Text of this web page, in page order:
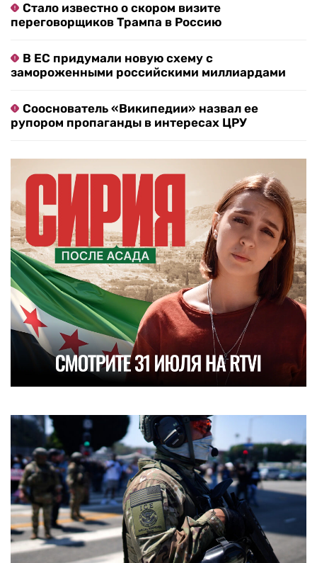
Стало известно о скором визите
переговорщиков Трампа в Россию
В ЕС придумали новую схему с
замороженными российскими миллиардами
Сооснователь «Википедии» назвал ее
рупором пропаганды в интересах ЦРУ